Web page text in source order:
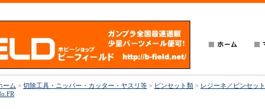
ーム > 切除工具・ニッパー・カッター・ヤスリ等 > ピンセット類 > レジーネ／ピンセット